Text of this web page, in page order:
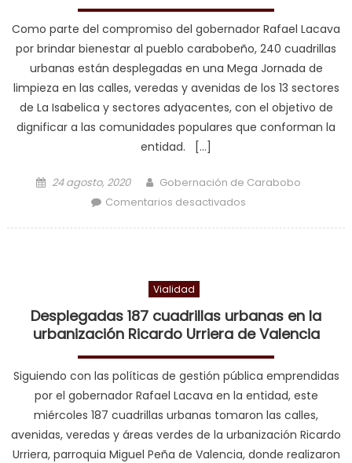
Como parte del compromiso del gobernador Rafael Lacava
por brindar bienestar al pueblo carabobeño, 240 cuadrillas
urbanas están desplegadas en una Mega Jornada de
limpieza en las calles, veredas y avenidas de los 13 sectores
de La Isabelica y sectores adyacentes, con el objetivo de
dignificar a las comunidades populares que conforman la
entidad. […]
Posted on
24 agosto, 2020 Author
Gobernación de Carabobo
Comentarios desactivados
Vialidad
Desplegadas 187 cuadrillas urbanas en la
urbanización Ricardo Urriera de Valencia
Siguiendo con las políticas de gestión pública emprendidas
por el gobernador Rafael Lacava en la entidad, este
miércoles 187 cuadrillas urbanas tomaron las calles,
avenidas, veredas y áreas verdes de la urbanización Ricardo
Urriera, parroquia Miguel Peña de Valencia, donde realizaron